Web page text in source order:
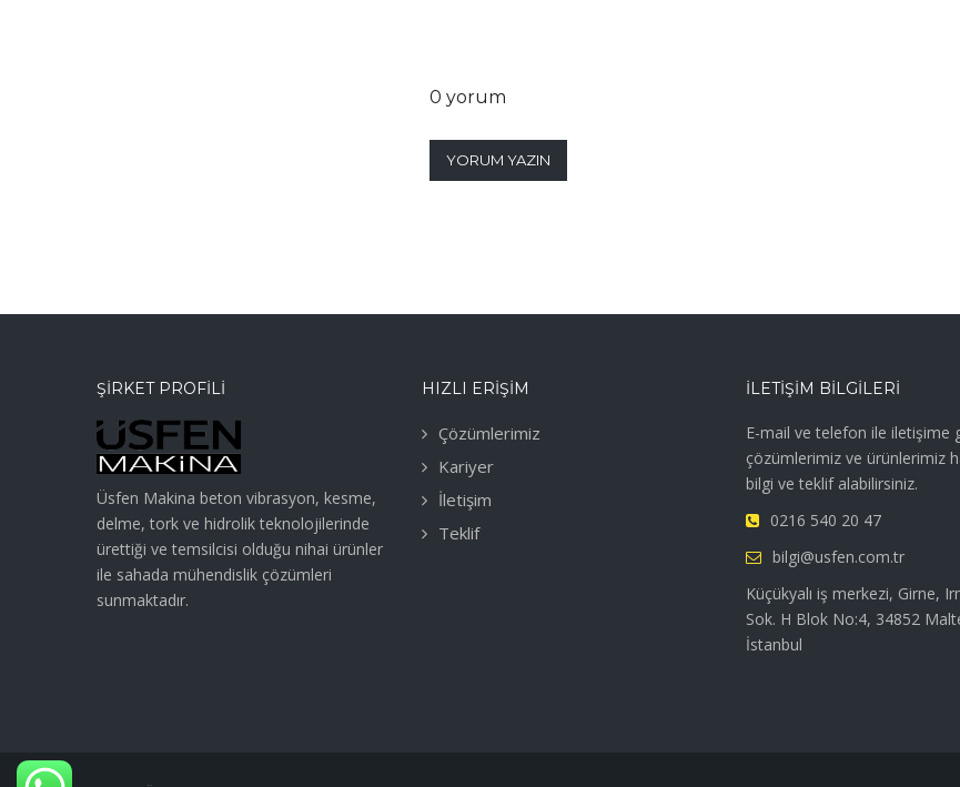
0 yorum
YORUM YAZIN
ŞIRKET PROFILI
Üsfen Makina beton vibrasyon, kesme,
delme, tork ve hidrolik teknolojilerinde
ürettiği ve temsilcisi olduğu nihai ürünler
ile sahada mühendislik çözümleri
sunmaktadır.
HIZLI ERIŞIM
Çözümlerimiz
Kariyer
İletişim
Teklif
İLETIŞIM BILGILERI
E-mail ve telefon ile iletişime
çözümlerimiz ve ürünlerimiz
bilgi ve teklif alabilirsiniz.
0216 540 20 47
bilgi@usfen.com.tr
Küçükyalı iş merkezi, Girne,
Sok. H Blok No:4, 34852
İstanbul